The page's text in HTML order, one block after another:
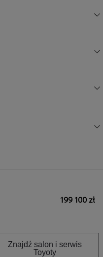
199 100 zł
Znajdź salon i serwis
Toyoty